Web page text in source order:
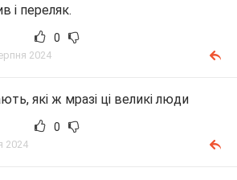
і переляк.
0
2024
які ж мразі ці великі люди
0
2024